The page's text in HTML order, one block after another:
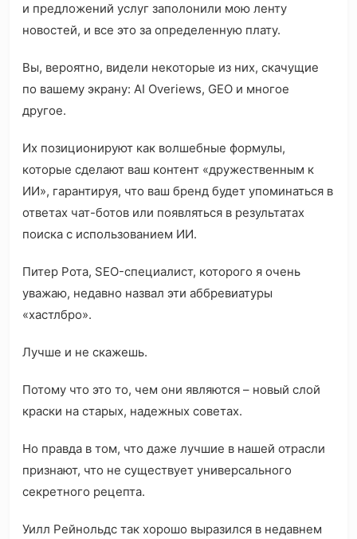
и предложений услуг заполонили мою ленту
новостей, и все это за определенную плату.
Вы, вероятно, видели некоторые из них, скачущие
по вашему экрану: AI Overiews, GEO и многое
другое.
Их позиционируют как волшебные формулы,
которые сделают ваш контент «дружественным к
ИИ», гарантируя, что ваш бренд будет упоминаться в
ответах чат-ботов или появляться в результатах
поиска с использованием ИИ.
Питер Рота, SEO-специалист, которого я очень
уважаю, недавно назвал эти аббревиатуры
«хастлбро».
Лучше и не скажешь.
Потому что это то, чем они являются – новый слой
краски на старых, надежных советах.
Но правда в том, что даже лучшие в нашей отрасли
признают, что не существует универсального
секретного рецепта.
Уилл Рейнольдс так хорошо выразился в недавнем